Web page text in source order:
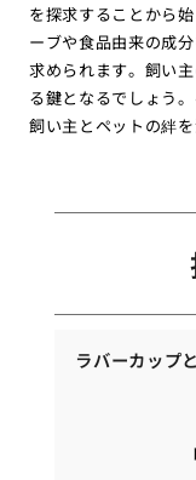
を探求することから
ーブや食品由来の成
求められます。飼い
る鍵となるでしょう
飼い主とペットの絆を
ラバーカップ